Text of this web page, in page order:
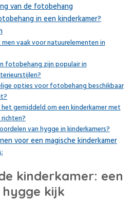
van de fotobehang
in een kinderkamer?
vaak voor natuurelementen in
fotobehang zijn populair in
opties voor fotobehang beschikbaar
gemiddeld om een kinderkamer met
van hygge in kinderkamers?
voor een magische kinderkamer
kinderkamer: een
hygge kijk